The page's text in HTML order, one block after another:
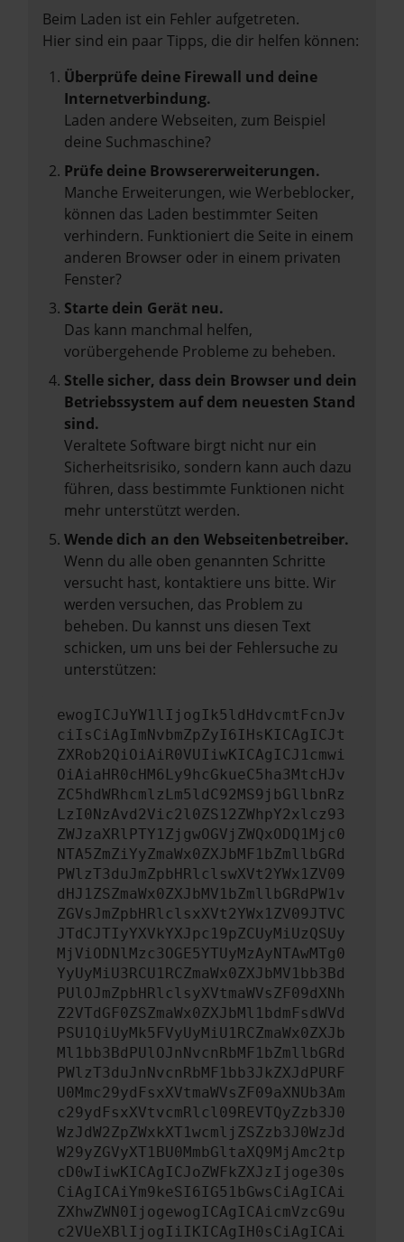
Beim Laden ist ein Fehler aufgetreten.
Hier sind ein paar Tipps, die dir helfen können:
Überprüfe deine Firewall und deine
Internetverbindung.
Laden andere Webseiten, zum Beispiel
deine Suchmaschine?
Prüfe deine Browsererweiterungen.
Manche Erweiterungen, wie Werbeblocker,
können das Laden bestimmter Seiten
verhindern. Funktioniert die Seite in einem
anderen Browser oder in einem privaten
Fenster?
Starte dein Gerät neu.
Das kann manchmal helfen,
vorübergehende Probleme zu beheben.
Stelle sicher, dass dein Browser und dein
Betriebssystem auf dem neuesten Stand
sind.
Veraltete Software birgt nicht nur ein
Sicherheitsrisiko, sondern kann auch dazu
führen, dass bestimmte Funktionen nicht
mehr unterstützt werden.
Wende dich an den Webseitenbetreiber.
Wenn du alle oben genannten Schritte
versucht hast, kontaktiere uns bitte. Wir
werden versuchen, das Problem zu
beheben. Du kannst uns diesen Text
schicken, um uns bei der Fehlersuche zu
unterstützen:
ewogICJuYW1lIjogIk5ldHdvcmtFcnJv
ciIsCiAgImNvbmZpZyI6IHsKICAgICJt
ZXRob2QiOiAiR0VUIiwKICAgICJ1cmwi
OiAiaHR0cHM6Ly9hcGkueC5ha3MtcHJv
ZC5hdWRhcmlzLm5ldC92MS9jbGllbnRz
LzI0NzAvd2Vic2l0ZS12ZWhpY2xlcz93
ZWJzaXRlPTY1ZjgwOGVjZWQxODQ1Mjc0
NTA5ZmZiYyZmaWx0ZXJbMF1bZmllbGRd
PWlzT3duJmZpbHRlclswXVt2YWx1ZV09
dHJ1ZSZmaWx0ZXJbMV1bZmllbGRdPW1v
ZGVsJmZpbHRlclsxXVt2YWx1ZV09JTVC
JTdCJTIyYXVkYXJpc19pZCUyMiUzQSUy
MjViODNlMzc3OGE5YTUyMzAyNTAwMTg0
YyUyMiU3RCU1RCZmaWx0ZXJbMV1bb3Bd
PUlOJmZpbHRlclsyXVtmaWVsZF09dXNh
Z2VTdGF0ZSZmaWx0ZXJbMl1bdmFsdWVd
PSU1QiUyMk5FVyUyMiU1RCZmaWx0ZXJb
Ml1bb3BdPUlOJnNvcnRbMF1bZmllbGRd
PWlzT3duJnNvcnRbMF1bb3JkZXJdPURF
U0Mmc29ydFsxXVtmaWVsZF09aXNUb3Am
c29ydFsxXVtvcmRlcl09REVTQyZzb3J0
WzJdW2ZpZWxkXT1wcmljZSZzb3J0WzJd
W29yZGVyXT1BU0MmbGltaXQ9MjAmc2tp
cD0wIiwKICAgICJoZWFkZXJzIjoge30s
CiAgICAiYm9keSI6IG51bGwsCiAgICAi
ZXhwZWN0IjogewogICAgICAicmVzcG9u
c2VUeXBlIjogIiIKICAgIH0sCiAgICAi